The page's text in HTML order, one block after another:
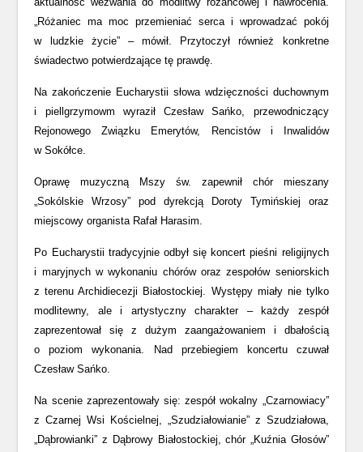
„Różaniec ma moc przemieniać serca i wprowadzać pokój
w ludzkie życie” – mówił. Przytoczył również konkretne
świadectwo potwierdzające tę prawdę.
Na zakończenie Eucharystii słowa wdzięczności duchownym
i piellgrzymowm wyraził Czesław Sańko, przewodniczący
Rejonowego Związku Emerytów, Rencistów i Inwalidów
w Sokółce.
Oprawę muzyczną Mszy św. zapewnił chór mieszany
„Sokólskie Wrzosy” pod dyrekcją Doroty Tymińskiej oraz
miejscowy organista Rafał Harasim.
Po Eucharystii tradycyjnie odbył się koncert pieśni religijnych
i maryjnych w wykonaniu chórów oraz zespołów seniorskich
z terenu Archidiecezji Białostockiej. Występy miały nie tylko
modlitewny, ale i artystyczny charakter – każdy zespół
zaprezentował się z dużym zaangażowaniem i dbałością
o poziom wykonania. Nad przebiegiem koncertu czuwał
Czesław Sańko.
Na scenie zaprezentowały się: zespół wokalny „Czarnowiacy”
z Czarnej Wsi Kościelnej, „Szudziałowianie” z Szudziałowa,
„Dąbrowianki” z Dąbrowy Białostockiej, chór „Kuźnia Głosów”